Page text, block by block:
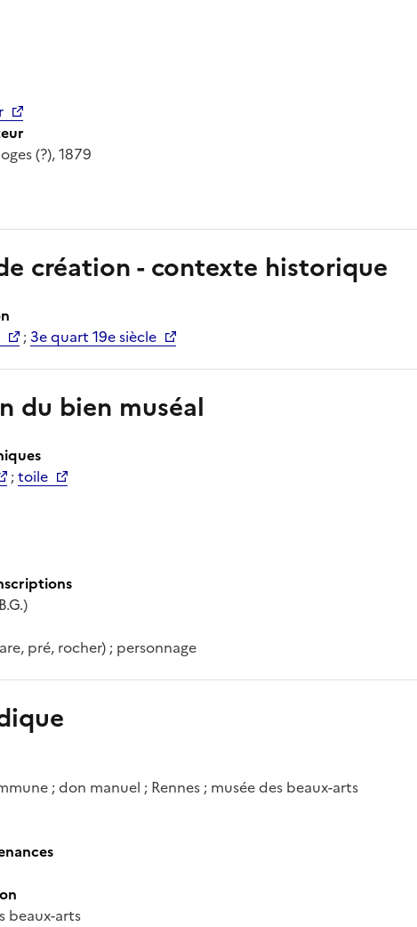
(?), 1879
création - contexte historique
;3e quart 19e siècle
du bien muséal
;toile
pré, rocher) ; personnage
; don manuel ; Rennes ; musée des beaux-arts
beaux-arts